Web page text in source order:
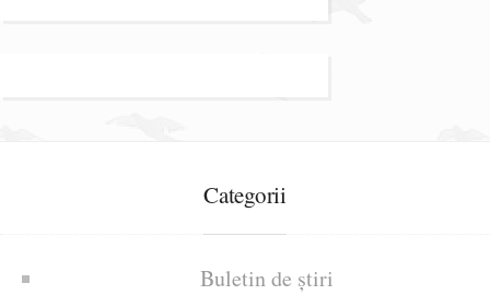
Categorii
Buletin de știri